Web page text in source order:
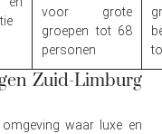
voor grote
groepen tot 68
personen
Zuid-Limburg
waar luxe en